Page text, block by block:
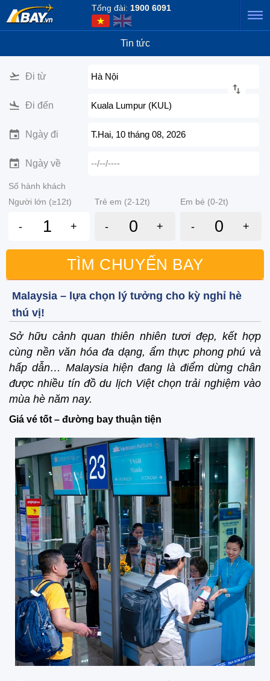
Tổng đài: 1900 6091
Tin tức
Đi từ Hà Nội
Đi đến Kuala Lumpur (KUL)
Ngày đi T.Hai, 10 tháng 08, 2026
Ngày về --/--/----
Số hành khách
Người lớn (≥12t)
Trẻ em (2-12t) Em bé (0-2t)
- + - + - +
TÌM CHUYẾN BAY
Malaysia – lựa chọn lý tưởng cho kỳ nghỉ hè
thú vị!
Sở hữu cảnh quan thiên nhiên tươi đẹp, kết hợp
cùng nền văn hóa đa dạng, ẩm thực phong phú và
hấp dẫn… Malaysia hiện đang là điểm dừng chân
được nhiều tín đồ du lịch Việt chọn trải nghiệm vào
mùa hè năm nay.
Giá vé tốt – đường bay thuận tiện